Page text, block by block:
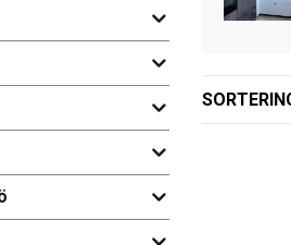
belys
samman
online hos